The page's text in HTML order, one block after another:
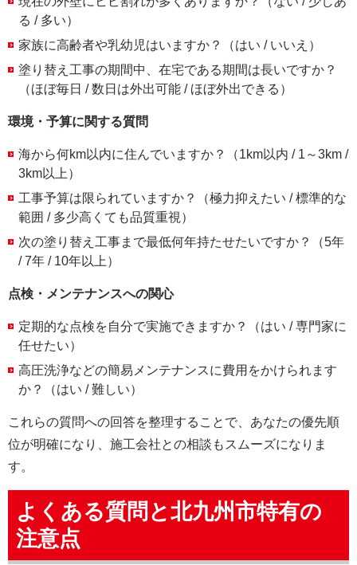
る / 多い）
家族に高齢者や乳幼児はいますか？（はい / いいえ）
塗り替え工事の期間中、在宅である期間は長いですか？
（ほぼ毎日 / 数日は外出可能 / ほぼ外出できる）
環境・予算に関する質問
海から何km以内に住んでいますか？（1km以内 / 1～3km /
3km以上）
工事予算は限られていますか？（極力抑えたい / 標準的な
範囲 / 多少高くても品質重視）
次の塗り替え工事まで最低何年持たせたいですか？（5年
/ 7年 / 10年以上）
点検・メンテナンスへの関心
定期的な点検を自分で実施できますか？（はい / 専門家に
任せたい）
高圧洗浄などの簡易メンテナンスに費用をかけられます
か？（はい / 難しい）
これらの質問への回答を整理することで、あなたの優先順
位が明確になり、施工会社との相談もスムーズになりま
す。
よくある質問と北九州市特有の
注意点